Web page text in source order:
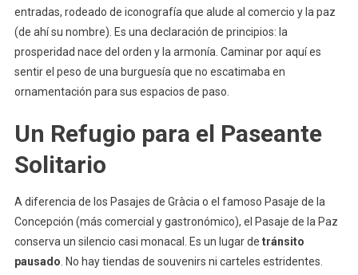
entradas, rodeado de iconografía que alude al comercio y la paz
(de ahí su nombre). Es una declaración de principios: la
prosperidad nace del orden y la armonía. Caminar por aquí es
sentir el peso de una burguesía que no escatimaba en
ornamentación para sus espacios de paso.
Un Refugio para el Paseante
Solitario
A diferencia de los Pasajes de Gràcia o el famoso Pasaje de la
Concepción (más comercial y gastronómico), el Pasaje de la Paz
conserva un silencio casi monacal. Es un lugar de tránsito
pausado . No hay tiendas de souvenirs ni carteles estridentes.